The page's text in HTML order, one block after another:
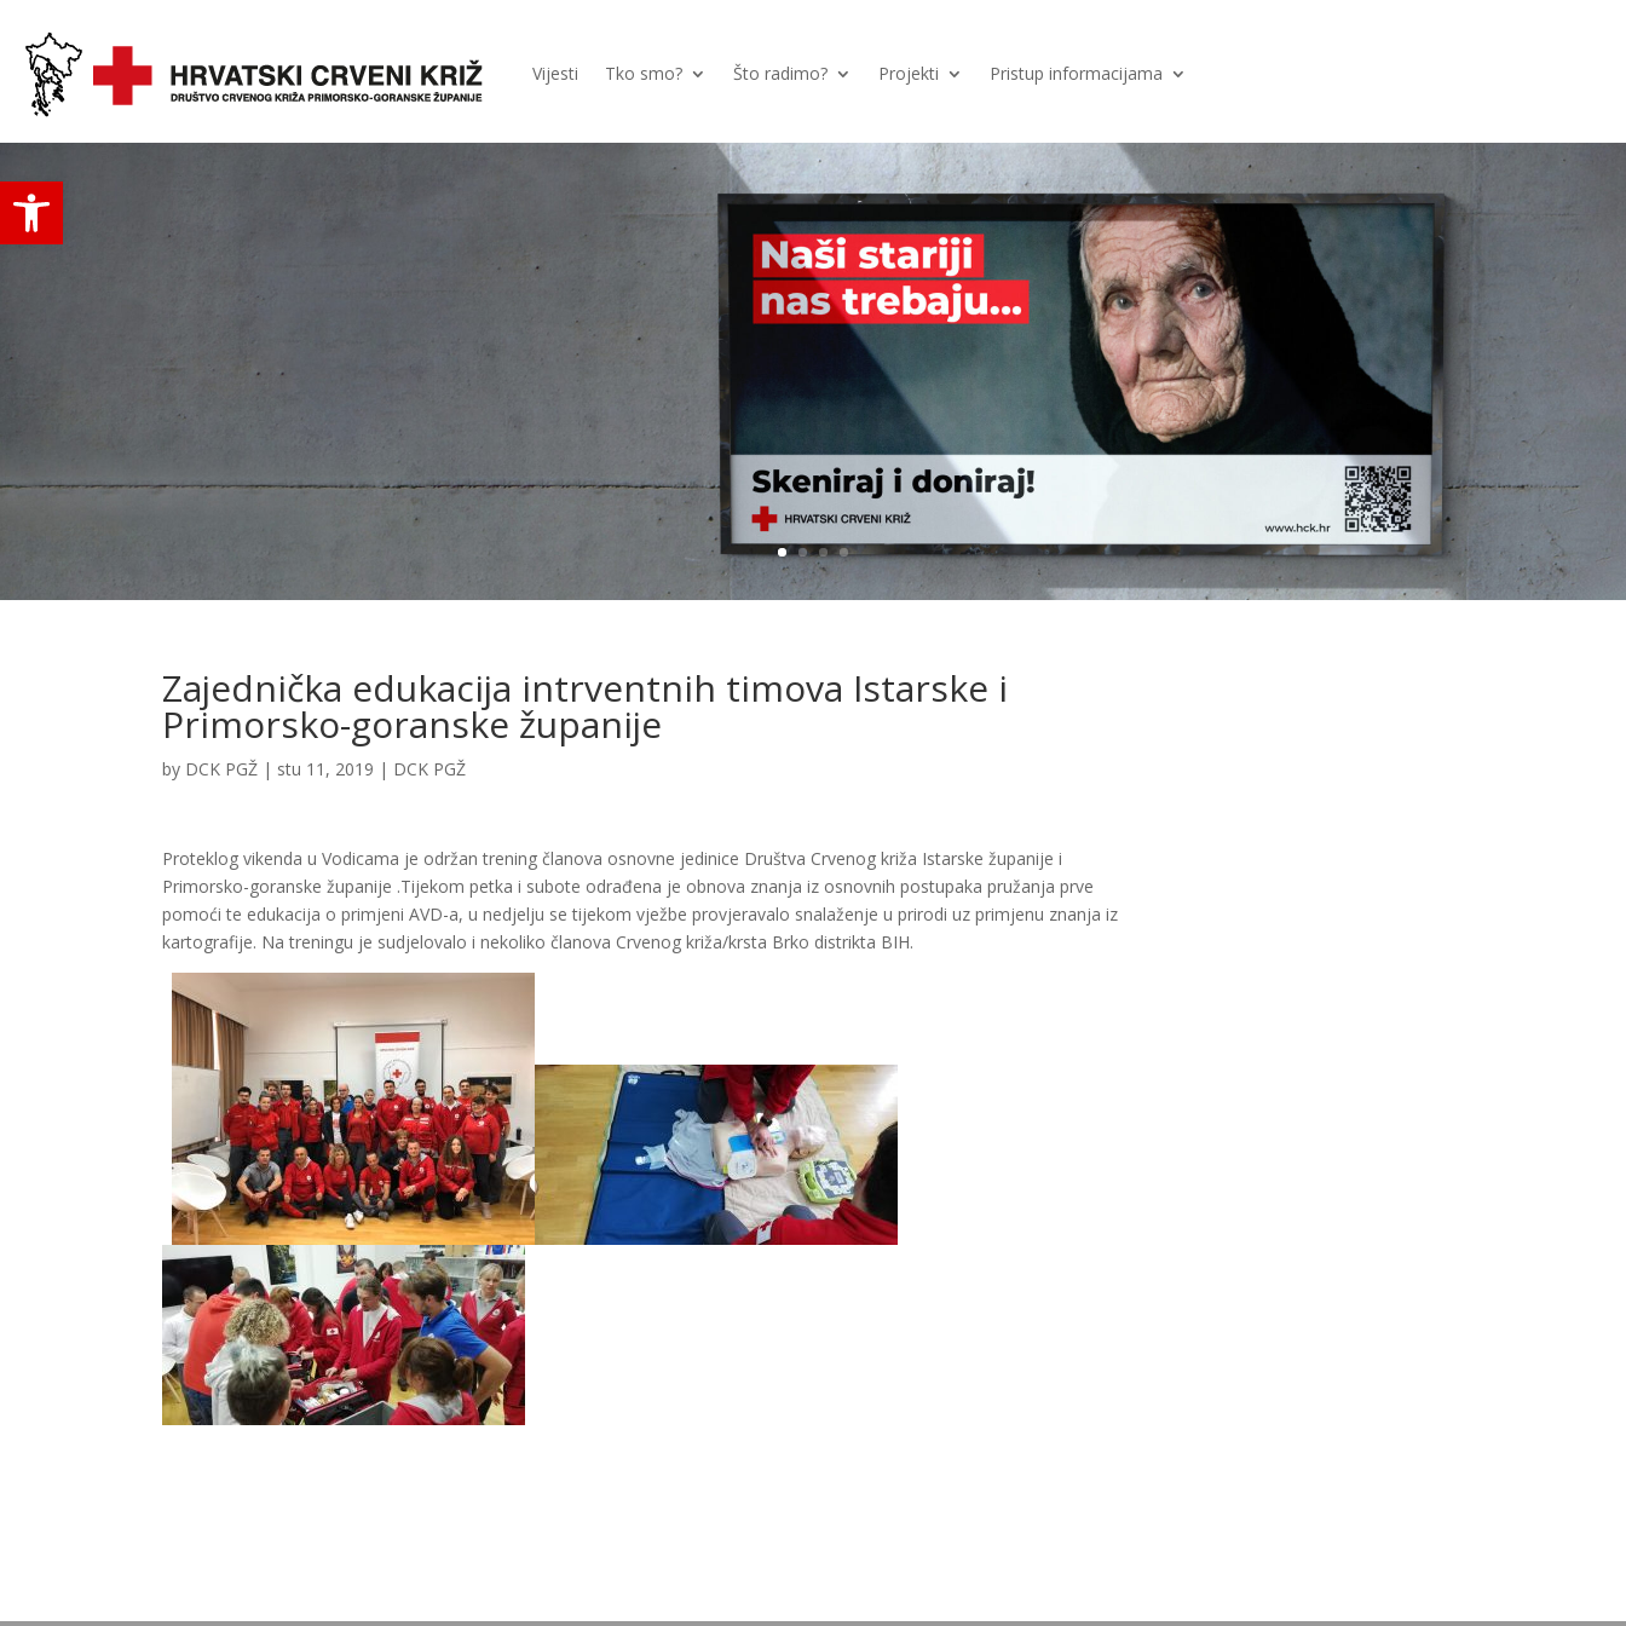
Open toolbar
Vijesti Tko smo? Što radimo? Projekti Pristup informacijama
Zajednička edukacija intrventnih timova Istarske i
Primorsko-goranske županije
by DCK PGŽ | stu 11, 2019 | DCK PGŽ
Proteklog vikenda u Vodicama je održan trening članova osnovne jedinice Društva Crvenog križa Istarske županije i
Primorsko-goranske županije .Tijekom petka i subote odrađena je obnova znanja iz osnovnih postupaka pružanja prve
pomoći te edukacija o primjeni AVD-a, u nedjelju se tijekom vježbe provjeravalo snalaženje u prirodi uz primjenu znanja iz
kartografije. Na treningu je sudjelovalo i nekoliko članova Crvenog križa/krsta Brko distrikta BIH.